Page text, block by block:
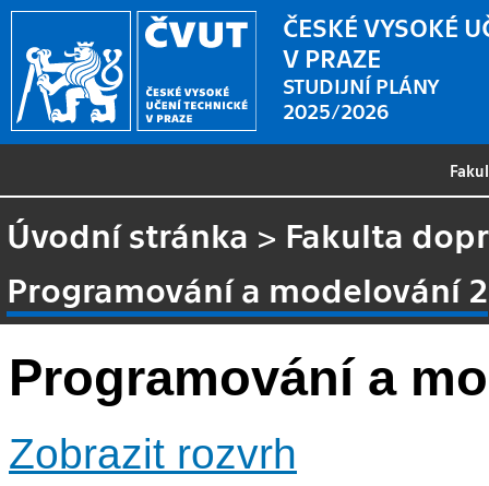
ČESKÉ VYSOKÉ
V PRAZE
STUDIJNÍ PLÁNY
2025/2026
Úvodní stránka > Fakulta
Programování a modelování 2
Programování a
Zobrazit rozvrh